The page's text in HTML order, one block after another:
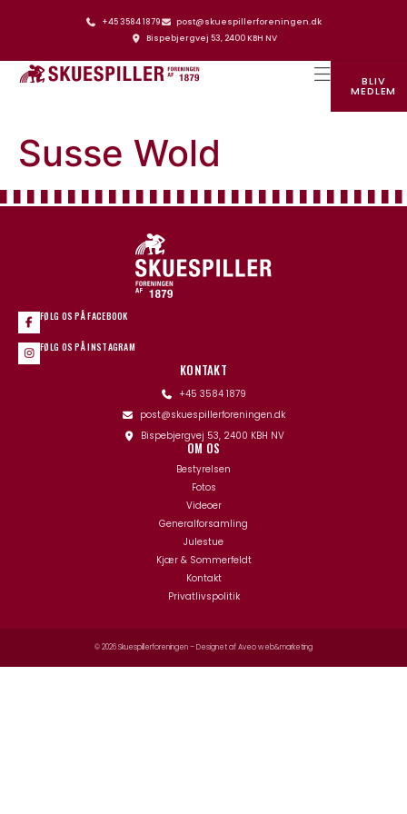
+45 3584 1879
post@skuespillerforeningen.dk
Bispebjergvej 53, 2400 KBH NV
BLIV
MEDLEM
Susse Wold
FØLG OS PÅ FACEBOOK
FØLG OS PÅ INSTAGRAM
KONTAKT
+45 3584 1879
post@skuespillerforeningen.dk
Bispebjergvej 53, 2400 KBH NV
OM OS
Bestyrelsen
Fotos
Videoer
Generalforsamling
Julestue
Kjær & Sommerfeldt
Kontakt
Privatlivspolitik
© 2026 Skuespillerforeningen – Designet afAveo web&marketing